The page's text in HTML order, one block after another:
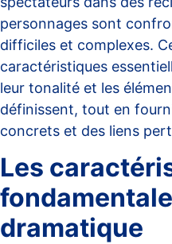
personnages sont
difficiles et complexes.
caractéristiques
leur tonalité et les
définissent, tout en
concrets et des liens
Les
dramatique